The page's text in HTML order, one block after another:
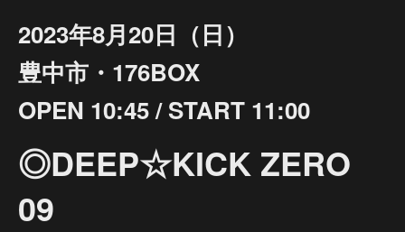
2023年8月20日（日）
豊中市・176BOX
OPEN 10:45 / START 11:00
◎DEEP☆KICK ZERO
09